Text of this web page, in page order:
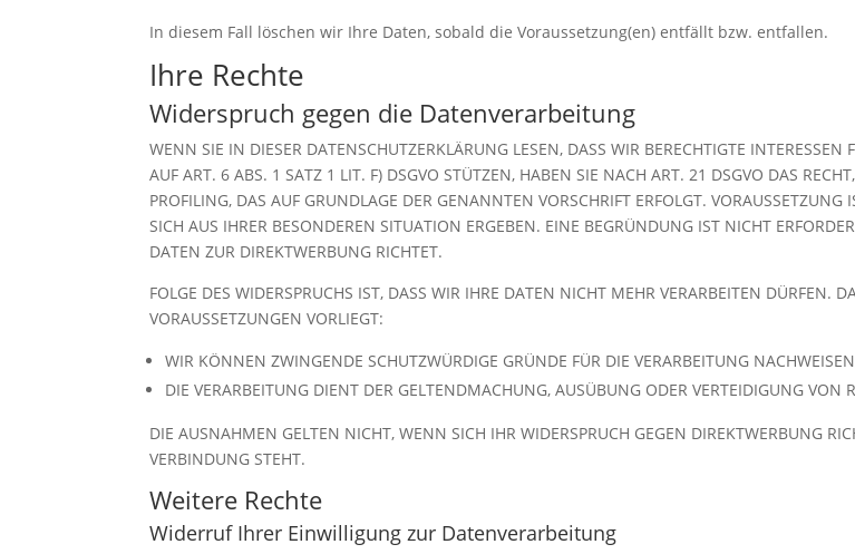
In diesem Fall löschen wir Ihre Daten, sobald die Voraussetzung(en) entfällt bzw. entfallen.
Ihre Rechte
Widerspruch gegen die Datenverarbeitung
WENN SIE IN DIESER DATENSCHUTZERKLÄRUNG LESEN, DASS WIR BERECHTIGTE
AUF ART. 6 ABS. 1 SATZ 1 LIT. F) DSGVO STÜTZEN, HABEN SIE NACH ART. 21 DSGVO DAS
PROFILING, DAS AUF GRUNDLAGE DER GENANNTEN VORSCHRIFT ERFOLGT.
SICH AUS IHRER BESONDEREN SITUATION ERGEBEN. EINE BEGRÜNDUNG IST NICHT
DATEN ZUR DIREKTWERBUNG RICHTET.
FOLGE DES WIDERSPRUCHS IST, DASS WIR IHRE DATEN NICHT MEHR VERARBEITEN DÜRFEN.
VORAUSSETZUNGEN VORLIEGT:
WIR KÖNNEN ZWINGENDE SCHUTZWÜRDIGE GRÜNDE FÜR DIE VERARBEITUNG
DIE VERARBEITUNG DIENT DER GELTENDMACHUNG, AUSÜBUNG ODER VERTEIDIGUNG VON
DIE AUSNAHMEN GELTEN NICHT, WENN SICH IHR WIDERSPRUCH GEGEN DIREKTWERBUNG
VERBINDUNG STEHT.
Weitere Rechte
Widerruf Ihrer Einwilligung zur Datenverarbeitung